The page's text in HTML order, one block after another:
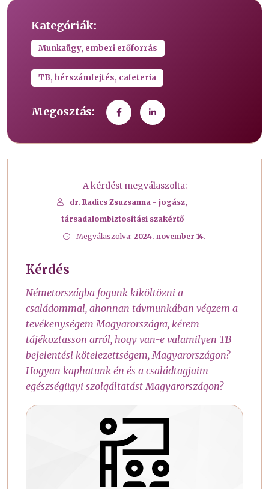
Kategóriák:
Munkaügy, emberi erőforrás
TB, bérszámfejtés, cafeteria
Megosztás:
A kérdést megválaszolta:
dr. Radics Zsuzsanna - jogász,
társadalombiztosítási szakértő
Megválaszolva: 2024. november 14.
Kérdés
Németországba fogunk kiköltözni a
családommal, ahonnan távmunkában végzem a
tevékenységem Magyarországra, kérem
tájékoztasson arról, hogy van-e valamilyen TB
bejelentési kötelezettségem, Magyarországon?
Hogyan kaphatunk én és a családtagjaim
egészségügyi szolgáltatást Magyarországon?